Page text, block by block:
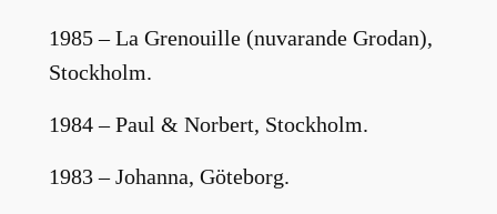
1985 – La Grenouille (nuvarande Grodan),
Stockholm.
1984 – Paul & Norbert, Stockholm.
1983 – Johanna, Göteborg.